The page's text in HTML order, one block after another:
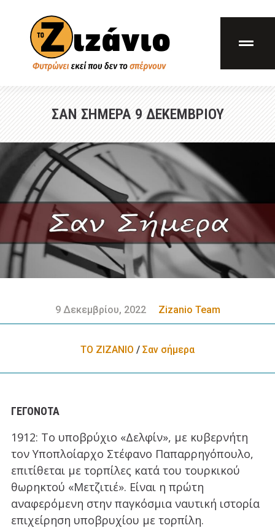
ΣΑΝ ΣΗΜΕΡΑ 9 ΔΕΚΕΜΒΡΙΟΥ
9 Δεκεμβρίου, 2022 Zizanio Team
ΤΟ ΖΙΖΑΝΙΟ / Σαν σήμερα
ΓΕΓΟΝΌΤΑ
1912: Το υποβρύχιο «Δελφίν», με κυβερνήτη
τον Υποπλοίαρχο Στέφανο Παπαρρηγόπουλο,
επιτίθεται με τορπίλες κατά του τουρκικού
θωρηκτού «Μετζιτιέ». Είναι η πρώτη
αναφερόμενη στην παγκόσμια ναυτική ιστορία
επιχείρηση υποβρυχίου με τορπίλη.